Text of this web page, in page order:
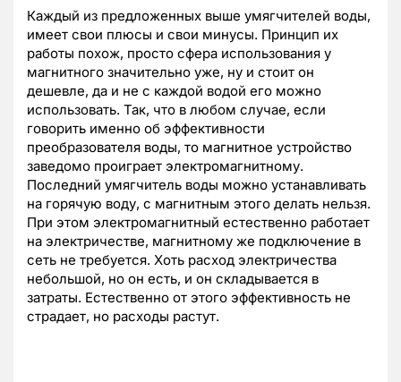
Каждый из предложенных выше умягчителей воды,
имеет свои плюсы и свои минусы. Принцип их
работы похож, просто сфера использования у
магнитного значительно уже, ну и стоит он
дешевле, да и не с каждой водой его можно
использовать. Так, что в любом случае, если
говорить именно об эффективности
преобразователя воды, то магнитное устройство
заведомо проиграет электромагнитному.
Последний умягчитель воды можно устанавливать
на горячую воду, с магнитным этого делать нельзя.
При этом электромагнитный естественно работает
на электричестве, магнитному же подключение в
сеть не требуется. Хоть расход электричества
небольшой, но он есть, и он складывается в
затраты. Естественно от этого эффективность не
страдает, но расходы растут.